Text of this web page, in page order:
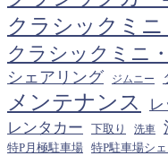
クラシックミ
クラシックミニ
シェアリング ジムニー
メンテナンス
レンタカー
下取り 洗車
特P月極駐車場
特P駐車場シ